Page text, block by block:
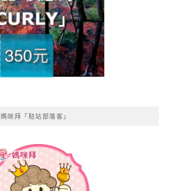
媽咪拜「駐站部落客」